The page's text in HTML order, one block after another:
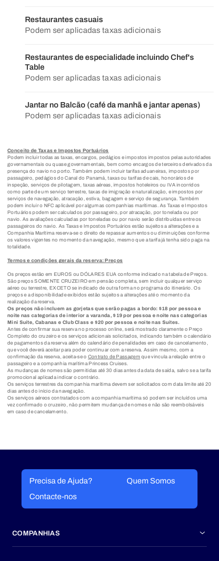
Restaurantes casuais
Podem ser aplicadas taxas adicionais
Restaurantes de especialidade incluindo Chef's
Table
Podem ser aplicadas taxas adicionais
Jantar no Balcão (café da manhã e jantar apenas)
Podem ser aplicadas taxas adicionais
Conceito de Taxas e Impostos Portuários
Podem incluir todas as taxas, encargos, pedágios e impostos impostos pelas autoridades
governamentais ou quase governamentais, bem como encargos de terceiros derivados da
presença do navio no porto. Também podem incluir tarifas aduaneiras, impostos por
passageiro, pedágios do Canal do Panamá, taxas ou tarifas de cais, honorários de
inspeção, serviços de pilotagem, taxas aéreas, impostos hoteleiros ou IVA incorridos
como parte de um serviço terrestre, taxas de imigração e naturalização, e impostos por
serviços de navegação, atracação, estiva, bagagem e serviço de segurança. Também
podem incluir o NFC aplicável por algumas companhias marítimas. As Taxas e Impostos
Portuários podem ser calculados por passageiro, por atracação, por tonelada ou por
navio. As avaliações calculadas por toneladas ou por navio serão distribuídas entre os
passageiros do navio. As Taxas e Impostos Portuários estão sujeitos a alterações e a
Companhia Marítima reserva-se o direito de repassar aumentos ou diminuições conforme
os valores vigentes no momento da navegação, mesmo que a tarifa já tenha sido paga na
totalidade.
Termos e condições gerais da reserva: Preços
Os preços estão em EUROS ou DÓLARES EUA conforme indicado na tabela de Preços.
São preços SOMENTE CRUZEIRO em pensão completa, sem incluir qualquer serviço
aéreo ou terrestre, EXCETO se indicado de outra forma no programa do itinerário. Os
preços e a disponibilidade exibidos estão sujeitos a alterações até o momento da
realização da reserva.
Os preços não incluem as gorjetas que serão pagas a bordo: $18 por pessoa e
noite nas categorias de interior a varanda, $19 por pessoa e noite nas categorias
Mini Suíte, Cabanas e Club Class e $20 por pessoa e noite nas Suítes.
Antes de confirmar sua reserva no processo online, será mostrado claramente o Preço
Completo do cruzeiro e os serviços adicionais solicitados, indicando também o calendário
de pagamentos da reserva além do calendário de penalidades em caso de cancelamento,
que você deverá aceitar para poder continuar com a reserva. Assim mesmo, com a
confirmação da reserva, aceita-se o Contrato de Passagem que vincula a relação entre o
passageiro e a companhia marítima Princess Cruises.
As mudanças de nomes são permitidas até 30 dias antes da data de saída, salvo se a tarifa
promocional aplicada indicar o contrário.
Os serviços terrestres da companhia marítima devem ser solicitados com data limite até 20
dias antes do início da navegação.
Os serviços aéreos contratados com a companhia marítima só podem ser incluídos uma
vez confirmado o cruzeiro, não permitem mudança de nomes e não são reembolsáveis
em caso de cancelamento.
Precisa de Ajuda?
Quem Somos
Contacte-nos
COMPANHIAS